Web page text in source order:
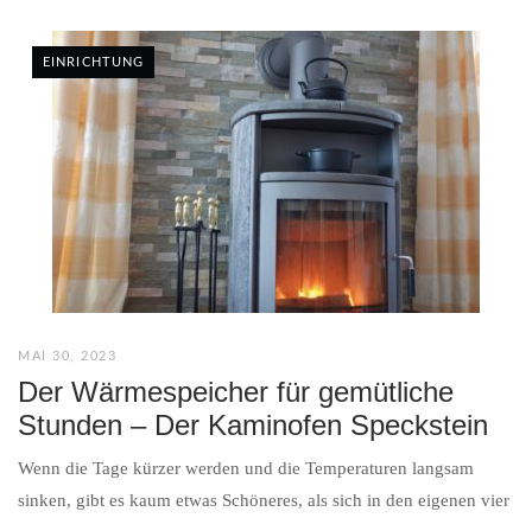
EINRICHTUNG
MAI 30, 2023
Der Wärmespeicher für gemütliche
Stunden – Der Kaminofen Speckstein
Wenn die Tage kürzer werden und die Temperaturen langsam
sinken, gibt es kaum etwas Schöneres, als sich in den eigenen vier